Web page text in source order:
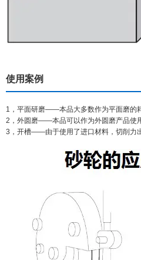
使用案例
1，平面研磨——本品大多数作为平面磨的
2，外圆磨——本品可以作为外圆磨产品使
3，开槽——由于使用了进口材料，切削力